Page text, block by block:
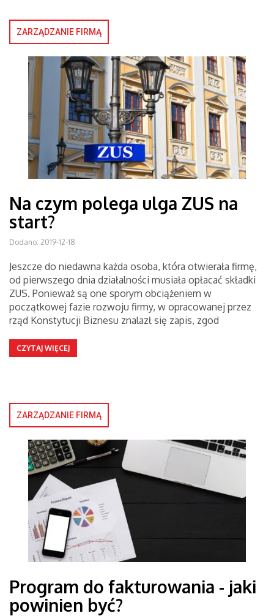
ZARZĄDZANIE FIRMĄ
Na czym polega ulga ZUS na
start?
Dodano: 2019-12-18
Jeszcze do niedawna każda osoba, która otwierała firmę,
od pierwszego dnia działalności musiała opłacać składki
ZUS. Ponieważ są one sporym obciążeniem w
początkowej fazie rozwoju firmy, w opracowanej przez
rząd Konstytucji Biznesu znalazł się zapis, zgod
CZYTAJ WIĘCEJ
ZARZĄDZANIE FIRMĄ
Program do fakturowania - jaki
powinien być?